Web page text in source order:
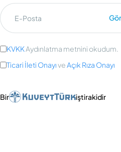
KVKKAydınlatma metnini okudum.
Ticari İleti OnayıveAçık Rıza Onayı
Bir iştirakidir